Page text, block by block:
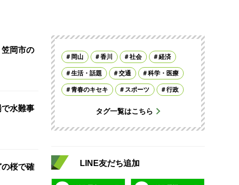
岡市の
水難事
桜で確
岡山 香川 社会 経済
生活・話題 交通 科学・医療
青春のキセキ スポーツ 行政
タグ一覧はこちら
LINE友だち追加